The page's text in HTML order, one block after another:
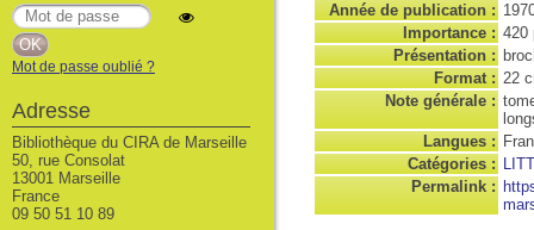
Année de publication :
Importance : 420
Présentation :
Format : 22
Note générale :
Langues :
Catégories :
Permalink :
Mot de passe oublié ?
Adresse
Bibliothèque du CIRA de Marseille
50, rue Consolat
13001 Marseille
France
09 50 51 10 89